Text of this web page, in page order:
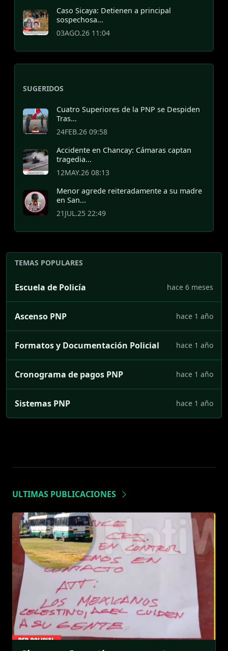
Caso Sicaya: Detienen a principal
sospechosa...
03AGO.26 11:04
SUGERIDOS
Cuatro Superiores de la PNP se Despiden
Tras...
24FEB.26 09:58
Accidente en Chancay: Cámaras captan
tragedia...
12MAY.26 08:13
Menor agrede reiteradamente a su madre
en San...
21JUL.25 22:49
TEMAS POPULARES
Escuela de Policía hace 6 meses
Ascenso PNP hace 1 año
Formatos y Documentación Policial hace 1 año
Cronograma de pagos PNP hace 1 año
Sistemas PNP hace 1 año
ULTIMAS PUBLICACIONES